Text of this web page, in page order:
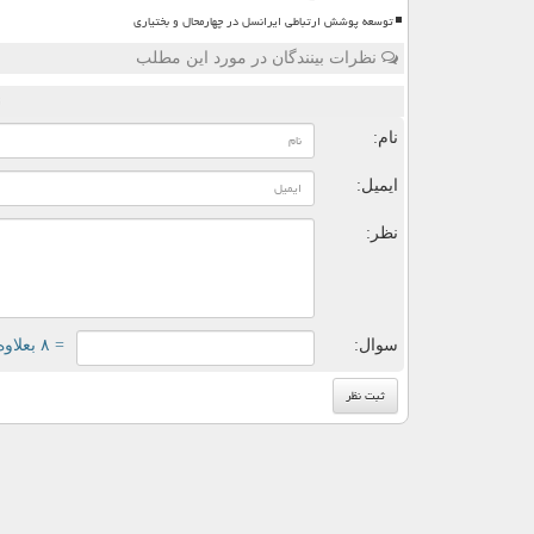
توسعه پوشش ارتباطی ایرانسل در چهارمحال و بختیاری
نظرات بینندگان در مورد این مطلب
نام:
ایمیل:
نظر:
سوال: = ۸ بعلاوه ۲